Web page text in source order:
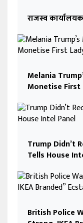
राजस्व
Melania
Monetise First
Trump Didn’t
Tells House
British Police